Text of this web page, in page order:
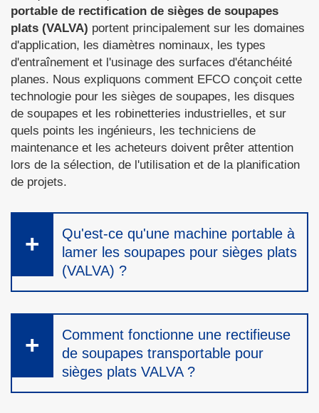
portable de rectification de sièges de soupapes
plats (VALVA) portent principalement sur les domaines
d'application, les diamètres nominaux, les types
d'entraînement et l'usinage des surfaces d'étanchéité
planes. Nous expliquons comment EFCO conçoit cette
technologie pour les sièges de soupapes, les disques
de soupapes et les robinetteries industrielles, et sur
quels points les ingénieurs, les techniciens de
maintenance et les acheteurs doivent prêter attention
lors de la sélection, de l'utilisation et de la planification
de projets.
Qu'est-ce qu'une machine portable à
lamer les soupapes pour sièges plats
(VALVA) ?
Comment fonctionne une rectifieuse
de soupapes transportable pour
sièges plats VALVA ?